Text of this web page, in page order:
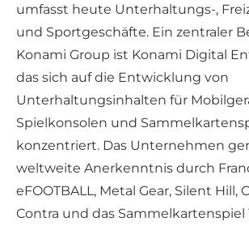
umfasst heute Unterhaltungs-,
und Sportgeschäfte. Ein zentraler
Konami Group ist Konami Digital
das sich auf die Entwicklung von
Unterhaltungsinhalten für
Spielkonsolen und
konzentriert. Das Unternehmen
weltweite Anerkenntnis durch
eFOOTBALL, Metal Gear, Silent Hill,
Contra und das Sammelkartenspiel